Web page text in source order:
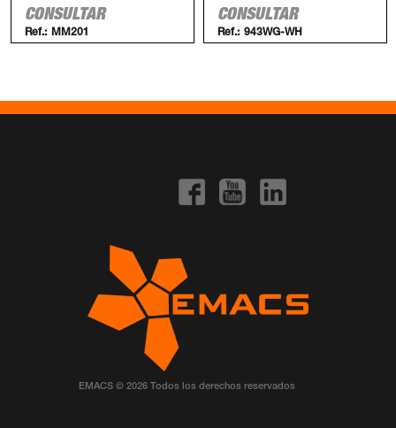
CONSULTAR
Ref.: MM201
CONSULTAR
Ref.: 943WG-WH
EMACS © 2026 Todos los derechos reservados